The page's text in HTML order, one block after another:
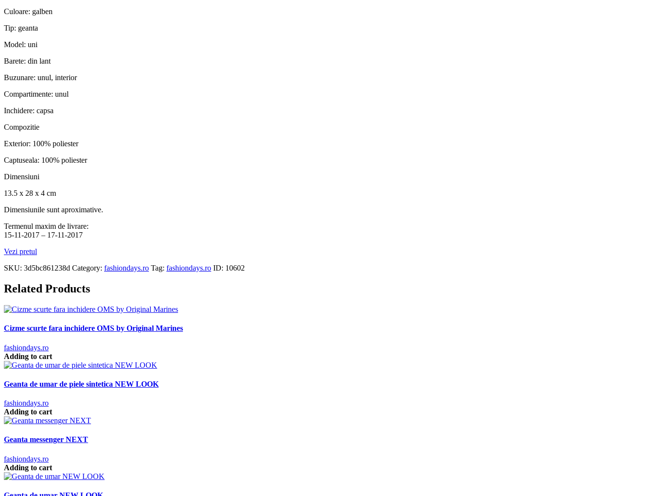
Culoare: galben
Tip: geanta
Model: uni
Barete: din lant
Buzunare: unul, interior
Compartimente: unul
Inchidere: capsa
Compozitie
Exterior: 100% poliester
Captuseala: 100% poliester
Dimensiuni
13.5 x 28 x 4 cm
Dimensiunile sunt aproximative.
Termenul maxim de livrare:
15-11-2017 – 17-11-2017
Vezi pretul
SKU: 3d5bc861238d Category: fashiondays.ro Tag: fashiondays.ro ID: 10602
Related Products
Cizme scurte fara inchidere OMS by Original Marines
fashiondays.ro
Adding to cart
Geanta de umar de piele sintetica NEW LOOK
fashiondays.ro
Adding to cart
Geanta messenger NEXT
fashiondays.ro
Adding to cart